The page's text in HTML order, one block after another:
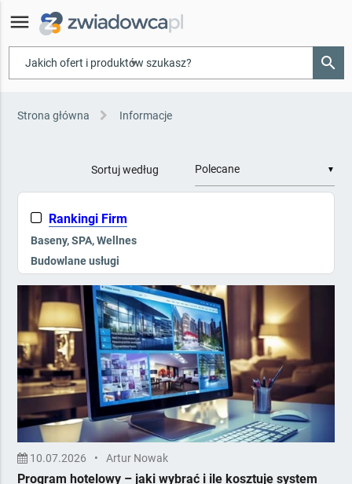
menu
▾ search
Strona główna Informacje
Sortuj według ▼
Rankingi Firm
Baseny, SPA, Wellnes
Budowlane usługi
Kompleksowe wyposażenie
Kontrola dostępu, Ppoż
Mała architektura i zieleń
Meble
Minibary, Sejfy, Zamki
Multimedia i nagłośnienie
Odnawialne Źródła Energii
Ogrzewanie i opał
Opakowania
10.07.2026 • Artur Nowak
Program hotelowy – jaki wybrać i ile kosztuje system